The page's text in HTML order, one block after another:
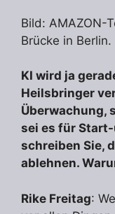
Bild: AMAZON-
Brücke in
KI wird ja
Heilsbringer
Überwachung,
sei es für
schreiben Sie,
ablehnen.
Rike Freitag: